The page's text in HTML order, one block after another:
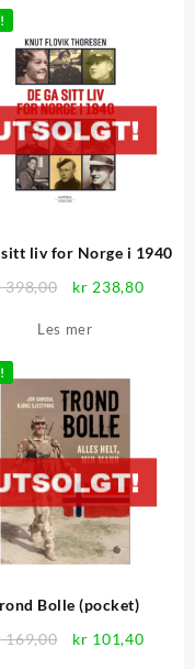
sitt liv for Norge i 1940
398,00
Opprinnelig
var:
kr 238,80
Les mer
Bolle (pocket)
169,00
Opprinnelig
kr 101,40